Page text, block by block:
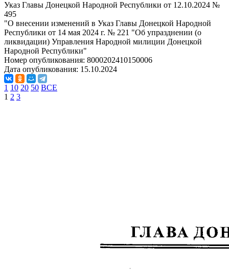
Указ Главы Донецкой Народной Республики от 12.10.2024 №
495
"О внесении изменений в Указ Главы Донецкой Народной
Республики от 14 мая 2024 г. № 221 "Об упразднении (о
ликвидации) Управления Народной милиции Донецкой
Народной Республики"
Номер опубликования: 8000202410150006
Дата опубликования: 15.10.2024
1 10 20 50 ВСЕ
1 2 3